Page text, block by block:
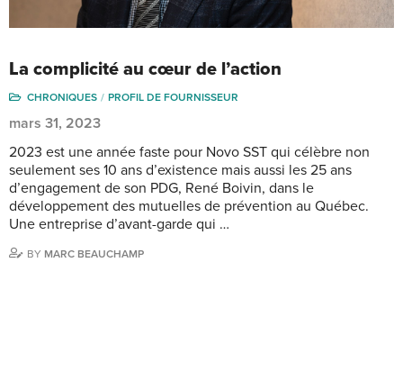
La complicité au cœur de l’action
CHRONIQUES PROFIL DE FOURNISSEUR
mars 31, 2023
2023 est une année faste pour Novo SST qui célèbre non
seulement ses 10 ans d’existence mais aussi les 25 ans
d’engagement de son PDG, René Boivin, dans le
développement des mutuelles de prévention au Québec.
Une entreprise d’avant-garde qui …
BY MARC BEAUCHAMP